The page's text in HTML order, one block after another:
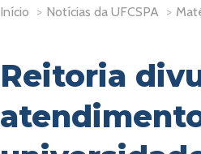
Início > Notícias da UFCSPA >
Reitoria